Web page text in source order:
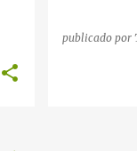
publicado por